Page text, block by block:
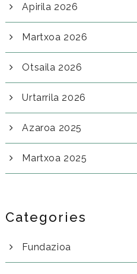
Apirila 2026
Martxoa 2026
Otsaila 2026
Urtarrila 2026
Azaroa 2025
Martxoa 2025
Categories
Fundazioa